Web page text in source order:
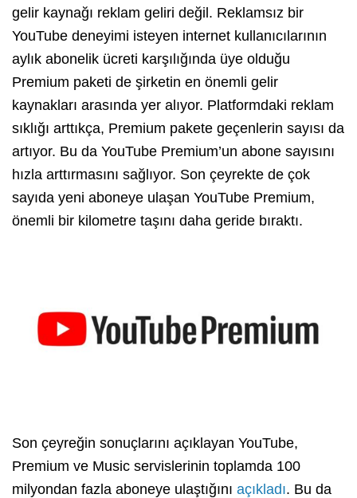
gelir kaynağı reklam geliri değil. Reklamsız bir
YouTube deneyimi isteyen internet kullanıcılarının
aylık abonelik ücreti karşılığında üye olduğu
Premium paketi de şirketin en önemli gelir
kaynakları arasında yer alıyor. Platformdaki reklam
sıklığı arttıkça, Premium pakete geçenlerin sayısı da
artıyor. Bu da YouTube Premium’un abone sayısını
hızla arttırmasını sağlıyor. Son çeyrekte de çok
sayıda yeni aboneye ulaşan YouTube Premium,
önemli bir kilometre taşını daha geride bıraktı.
Son çeyreğin sonuçlarını açıklayan YouTube,
Premium ve Music servislerinin toplamda 100
milyondan fazla aboneye ulaştığını açıkladı. Bu da